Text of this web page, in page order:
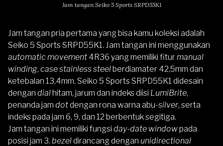
Jam tangan Seiko 5 Sports SRPD55K1
Jam tangan pria pertama yang bisa kamu koleksi adalah
Seiko 5 Sports SRPD55K1. Jam tangan ini menggunakan
automatic movement 4R36 yang memiliki fitur manual
winding, case stainless steelberdiamater 42,5mm dan
ketebalan 13,4mm. Seiko 5 Sports SRPD55K1 didesain
dengan dialhitam, jarum dan indeks diisi LumiBrite,
penanda jam dotdengan rona warna abu-silver, serta
indeks pada jam 6, 9, dan 12 berbentuk segitiga.
Jam tangan ini memiliki fungsi day-date windowpada
posisi jam 3, bezeldirancang dengan unidirectional